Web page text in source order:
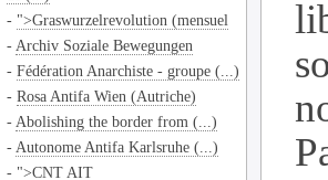
- ">Graswurzelrevolution (mensuel
- Archiv Soziale Bewegungen
-Fédération Anarchiste - groupe (...)
-Rosa Antifa Wien (Autriche)
- Abolishing the border from (...)
- Autonome Antifa Karlsruhe (...)
- ">CNT AIT